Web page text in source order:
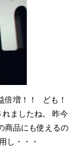
倍増！！ ども！
ましたね。 昨今
商品にも使えるの
し・・・